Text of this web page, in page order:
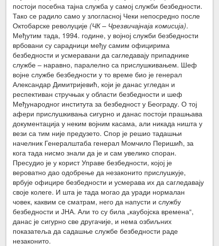
постоји посебна тајна служба у самој служби безбедности.
Тако се радило само у злогласној Чеки непосредно после
Октобарске револуције (ЧК – Чрезвичајнаја комисија).
Међутим тада, 1994. године, у војној служби безбедности
врбовани су сарадници међу самим официрима
безбедности и усмеравани да сагледавају припаднике
службе – наравно, паралелно са прислушкивањем. Шеф
војне службе безбедности у то време био је генерал
Александар Димитријевић, који је данас угледан и
респективан стручњак у области безбедности и шеф
Међународног института за безбедност у Београду. О тој
афери прислушкивања сигурно и данас постоји прашњава
документација у неким војним касама, али никада ништа у
вези са тим није предузето. Спор је решио тадашњи
начелник Генералштаба генерал Момчило Перишић, за
кога тада нисмо знали да је и сам увелико споран.
Пресудио је у корист Управе безбедности, којој је
вероватно дао одобрење да незаконито прислушкује,
врбује официре безбедности и усмерава их да сагледавају
своје колеге. И шта је тада могао да уради нормалан
човек, каквим се сматрам, него да напусти и службу
безбедности и ЈНА. Али то су била „каубојска времена“,
данас је сигурно све другачије, и нема озбиљних
показатеља да садашње службе безбедности раде
незаконито.